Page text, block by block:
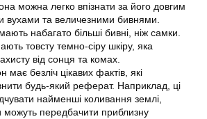
можна легко впізнати за його довгим
вухами та величезними бивнями.
набагато більші бивні, ніж самки.
товсту темно-сіру шкіру, яка
від сонця та комах.
безліч цікавих фактів, які
будь-який реферат. Наприклад, ці
найменші коливання землі,
можуть передбачити приблизну